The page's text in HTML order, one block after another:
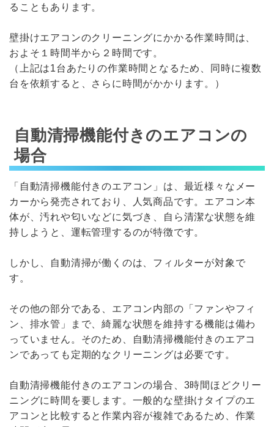
ることもあります。
壁掛けエアコンのクリーニングにかかる作業時間は、
およそ１時間半から２時間です。
（上記は1台あたりの作業時間となるため、同時に複数
台を依頼すると、さらに時間がかかります。）
自動清掃機能付きのエアコンの
場合
「自動清掃機能付きのエアコン」は、最近様々なメー
カーから発売されており、人気商品です。エアコン本
体が、汚れや匂いなどに気づき、自ら清潔な状態を維
持しようと、運転管理するのが特徴です。
しかし、自動清掃が働くのは、フィルターが対象で
す。
その他の部分である、エアコン内部の「ファンやフィ
ン、排水管」まで、綺麗な状態を維持する機能は備わ
っていません。そのため、自動清掃機能付きのエアコ
ンであっても定期的なクリーニングは必要です。
自動清掃機能付きのエアコンの場合、3時間ほどクリー
ニングに時間を要します。一般的な壁掛けタイプのエ
アコンと比較すると作業内容が複雑であるため、作業